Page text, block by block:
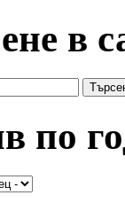
в
по